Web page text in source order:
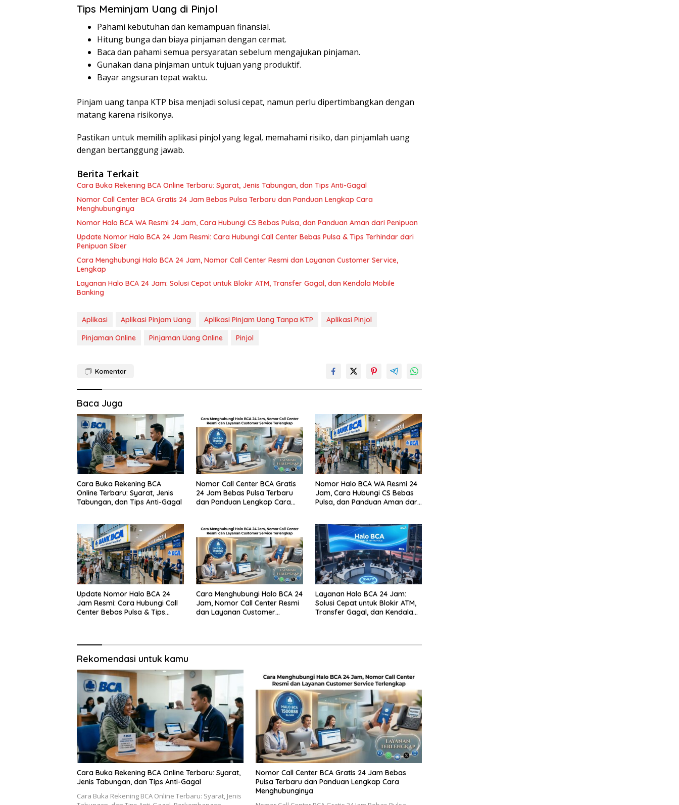
Tips Meminjam Uang di Pinjol
Pahami kebutuhan dan kemampuan finansial.
Hitung bunga dan biaya pinjaman dengan cermat.
Baca dan pahami semua persyaratan sebelum mengajukan pinjaman.
Gunakan dana pinjaman untuk tujuan yang produktif.
Bayar angsuran tepat waktu.
Pinjam uang tanpa KTP bisa menjadi solusi cepat, namun perlu dipertimbangkan dengan
matang karena risikonya.
Pastikan untuk memilih aplikasi pinjol yang legal, memahami risiko, dan pinjamlah uang
dengan bertanggung jawab.
Berita Terkait
Cara Buka Rekening BCA Online Terbaru: Syarat, Jenis Tabungan, dan Tips Anti-Gagal
Nomor Call Center BCA Gratis 24 Jam Bebas Pulsa Terbaru dan Panduan Lengkap Cara
Menghubunginya
Nomor Halo BCA WA Resmi 24 Jam, Cara Hubungi CS Bebas Pulsa, dan Panduan Aman dari Penipuan
Update Nomor Halo BCA 24 Jam Resmi: Cara Hubungi Call Center Bebas Pulsa & Tips Terhindar dari
Penipuan Siber
Cara Menghubungi Halo BCA 24 Jam, Nomor Call Center Resmi dan Layanan Customer Service,
Lengkap
Layanan Halo BCA 24 Jam: Solusi Cepat untuk Blokir ATM, Transfer Gagal, dan Kendala Mobile
Banking
Aplikasi Aplikasi Pinjam Uang Aplikasi Pinjam Uang Tanpa KTP
Aplikasi Pinjol
Pinjaman Online
Pinjaman Uang Online Pinjol
Komentar
Baca Juga
Cara Buka Rekening BCA
Online Terbaru: Syarat, Jenis
Tabungan, dan Tips Anti-Gagal
Nomor Call Center BCA Gratis
24 Jam Bebas Pulsa Terbaru
dan Panduan Lengkap Cara
Nomor Halo BCA WA Resmi 24
Jam, Cara Hubungi CS Bebas
Pulsa, dan Panduan Aman dari
Update Nomor Halo BCA 24
Jam Resmi: Cara Hubungi Call
Center Bebas Pulsa & Tips
Cara Menghubungi Halo BCA 24
Jam, Nomor Call Center Resmi
dan Layanan Customer
Layanan Halo BCA 24 Jam:
Solusi Cepat untuk Blokir ATM,
Transfer Gagal, dan Kendala
Rekomendasi untuk kamu
Cara Buka Rekening BCA Online Terbaru: Syarat,
Jenis Tabungan, dan Tips Anti-Gagal
Cara Buka Rekening BCA Online Terbaru: Syarat, Jenis
Nomor Call Center BCA Gratis 24 Jam Bebas
Pulsa Terbaru dan Panduan Lengkap Cara
Menghubunginya